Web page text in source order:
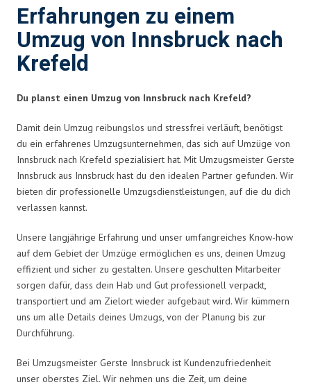
Erfahrungen zu einem
Umzug von Innsbruck nach
Krefeld
Du planst einen Umzug von Innsbruck nach Krefeld?
Damit dein Umzug reibungslos und stressfrei verläuft, benötigst
du ein erfahrenes Umzugsunternehmen, das sich auf Umzüge von
Innsbruck nach Krefeld spezialisiert hat. Mit Umzugsmeister Gerste
Innsbruck aus Innsbruck hast du den idealen Partner gefunden. Wir
bieten dir professionelle Umzugsdienstleistungen, auf die du dich
verlassen kannst.
Unsere langjährige Erfahrung und unser umfangreiches Know-how
auf dem Gebiet der Umzüge ermöglichen es uns, deinen Umzug
effizient und sicher zu gestalten. Unsere geschulten Mitarbeiter
sorgen dafür, dass dein Hab und Gut professionell verpackt,
transportiert und am Zielort wieder aufgebaut wird. Wir kümmern
uns um alle Details deines Umzugs, von der Planung bis zur
Durchführung.
Bei Umzugsmeister Gerste Innsbruck ist Kundenzufriedenheit
unser oberstes Ziel. Wir nehmen uns die Zeit, um deine